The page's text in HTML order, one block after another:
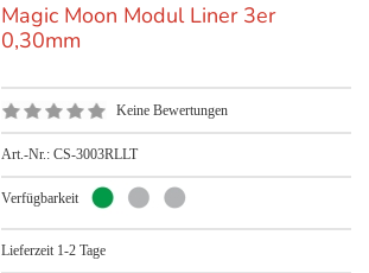
Magic Moon Modul Liner 3er
0,30mm
Keine Bewertungen
Art.-Nr.: CS-3003RLLT
Verfügbarkeit
Lieferzeit 1-2 Tage